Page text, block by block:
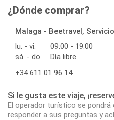
¿Dónde comprar?
Malaga - Beetravel,
lu. - vi.
09:00 - 19:00
sá. - do.
Día libre
+34 611 01 96 14
Si le gusta este viaje,
El operador turístico se
responder a sus preguntas y